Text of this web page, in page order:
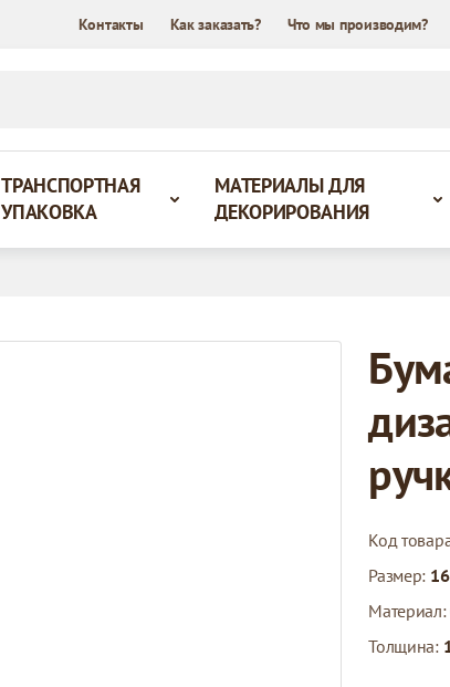
Контакты Как заказать? Что мы производим?
ТРАНСПОРТНАЯ
УПАКОВКА
МАТЕРИАЛЫ ДЛЯ
ДЕКОРИРОВАНИЯ
Код
Размер:
Материал:
Толщина: